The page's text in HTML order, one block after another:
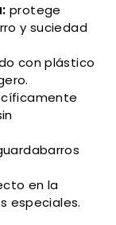
protege
y suciedad
con plástico
en la
especiales.